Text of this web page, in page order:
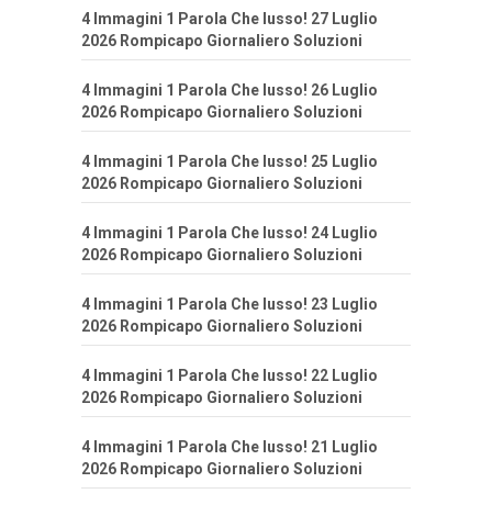
4 Immagini 1 Parola Che lusso! 27 Luglio
2026 Rompicapo Giornaliero Soluzioni
4 Immagini 1 Parola Che lusso! 26 Luglio
2026 Rompicapo Giornaliero Soluzioni
4 Immagini 1 Parola Che lusso! 25 Luglio
2026 Rompicapo Giornaliero Soluzioni
4 Immagini 1 Parola Che lusso! 24 Luglio
2026 Rompicapo Giornaliero Soluzioni
4 Immagini 1 Parola Che lusso! 23 Luglio
2026 Rompicapo Giornaliero Soluzioni
4 Immagini 1 Parola Che lusso! 22 Luglio
2026 Rompicapo Giornaliero Soluzioni
4 Immagini 1 Parola Che lusso! 21 Luglio
2026 Rompicapo Giornaliero Soluzioni